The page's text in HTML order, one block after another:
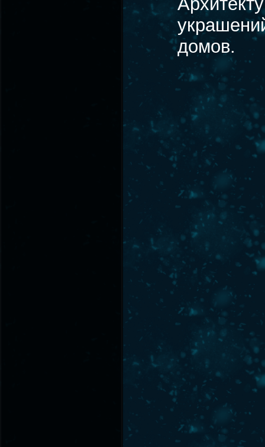
домов.